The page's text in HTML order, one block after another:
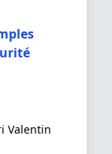
Valentin